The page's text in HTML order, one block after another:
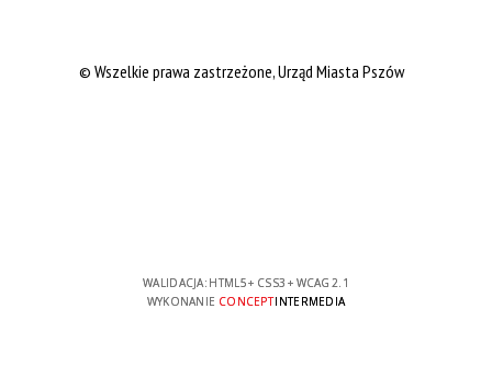
© Wszelkie prawa zastrzeżone, Urząd Miasta Pszów
WALIDACJA: HTML5+ CSS3 + WCAG 2.1
WYKONANIE CONCEPTINTERMEDIA